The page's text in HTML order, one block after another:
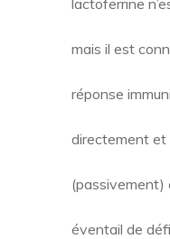
lactoferrine
mais il est
réponse
directement
(passivement)
éventail de